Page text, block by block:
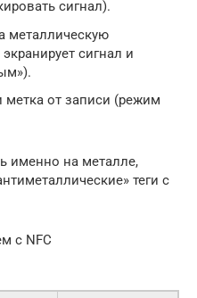
сигнал).
металлическую
сигнал и
метка от записи (режим
именно на металле,
теги с
с NFC